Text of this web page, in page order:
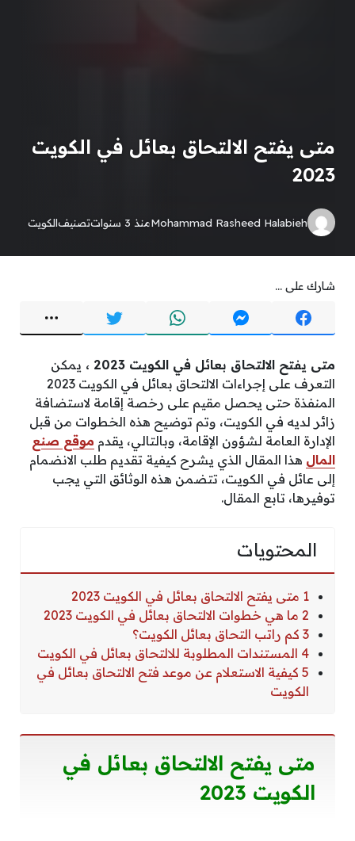
متى يفتح الالتحاق بعائل في الكويت
2023
Mohammad Rasheed Halabiehمنذ 3 سنوات تصنيفالكويت
شارك على ...
متى يفتح الالتحاق بعائل في الكويت 2023 ،
يمكن
التعرف على إجراءات الالتحاق بعائل في الكويت 2023
المنفذة حتى يحصل مقيم على رخصة إقامة لاستضافة
زائر لديه في الكويت، وتم توضيح هذه الخطوات من قبل
الإدارة العامة لشؤون الإقامة، وبالتالي، يقدم موقع صنع
المال هذا المقال الذي يشرح كيفية تقديم طلب الانضمام
إلى عائل في الكويت، تتضمن هذه الوثائق التي يجب
توفيرها، تابع المقال.
المحتويات
1 متى يفتح الالتحاق بعائل في الكويت 2023
2 ما هي خطوات الالتحاق بعائل في الكويت 2023
3 كم راتب التحاق بعائل الكويت؟
4 المستندات المطلوبة للالتحاق بعائل في الكويت
5 كيفية الاستعلام عن موعد فتح الالتحاق بعائل في
الكويت
متى يفتح الالتحاق بعائل في
الكويت 2023